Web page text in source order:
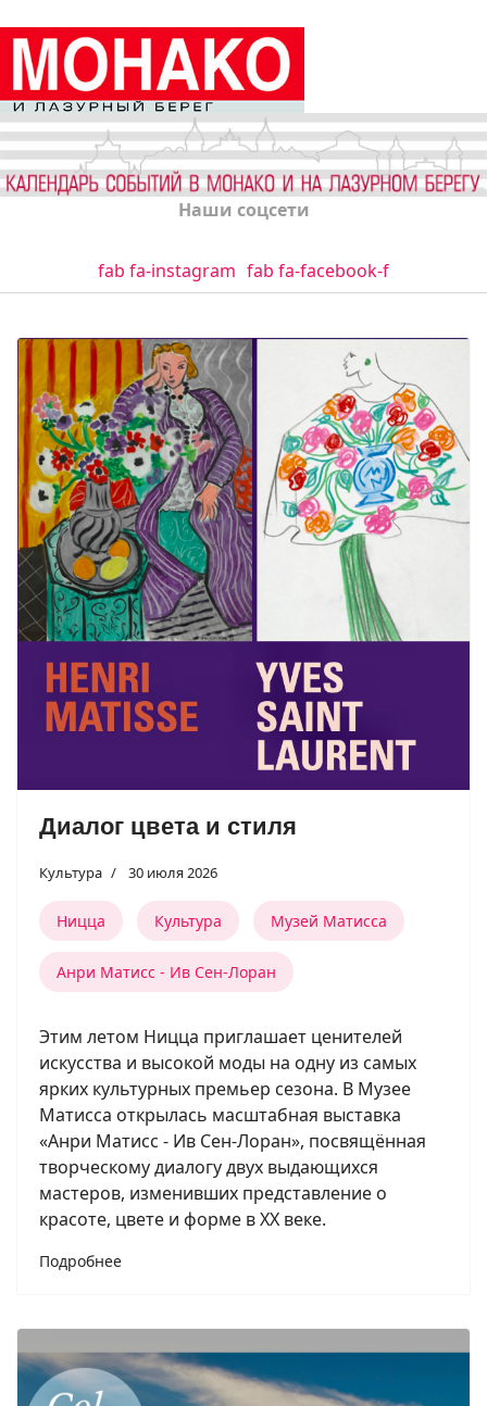
Наши соцсети
fab fa-instagram fab fa-facebook-f
Диалог цвета и стиля
Культура 30 июля 2026
Ницца Культура Музей Матисса
Анри Матисс - Ив Сен-Лоран
Этим летом Ницца приглашает ценителей
искусства и высокой моды на одну из самых
ярких культурных премьер сезона. В Музее
Матисса открылась масштабная выставка
«Анри Матисс - Ив Сен-Лоран», посвящённая
творческому диалогу двух выдающихся
мастеров, изменивших представление о
красоте, цвете и форме в XX веке.
Подробнее